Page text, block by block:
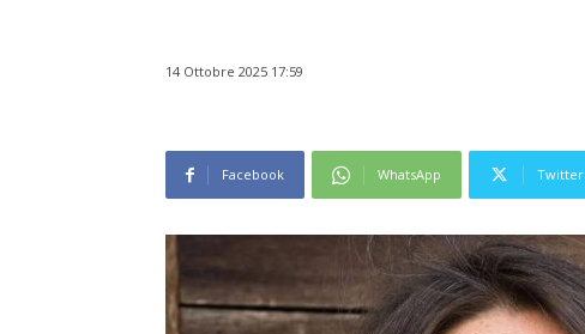
14 Ottobre 2025 17:59
Facebook WhatsApp Twitter